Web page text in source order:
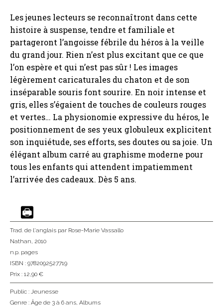
Les jeunes lecteurs se reconnaîtront dans cette
histoire à suspense, tendre et familiale et
partageront l’angoisse fébrile du héros à la veille
du grand jour. Rien n’est plus excitant que ce que
l’on espère et qui n’est pas sûr ! Les images
légèrement caricaturales du chaton et de son
inséparable souris font sourire. En noir intense et
gris, elles s’égaient de touches de couleurs rouges
et vertes… La physionomie expressive du héros, le
positionnement de ses yeux globuleux explicitent
son inquiétude, ses efforts, ses doutes ou sa joie. Un
élégant album carré au graphisme moderne pour
tous les enfants qui attendent impatiemment
l’arrivée des cadeaux. Dès 5 ans.
Trad. de l'anglais par Rose-Marie Vassallo
Nathan, 2010
n.p. pages
ISBN : 9782092527719
Prix : 12,90 €
Public : Jeunesse
Genre : Âge de 3 à 6 ans, Albums